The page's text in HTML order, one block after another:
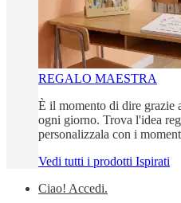
REGALO MAESTRA
È il momento di dire grazie
ogni giorno. Trova l'idea
personalizzala con i
Vedi tutti i prodotti Ispirati
Ciao! Accedi.